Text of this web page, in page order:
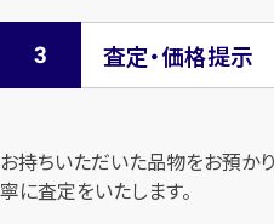
査定・価格提示
お持ちいただいた品物をお預か
寧に査定をいたします。